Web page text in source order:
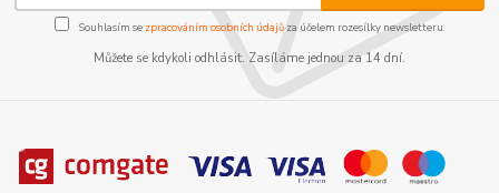
Souhlasím se zpracováním osobních údajůza účelem rozesílky newsletteru.
Můžete se kdykoli odhlásit. Zasíláme jednou za 14 dní.